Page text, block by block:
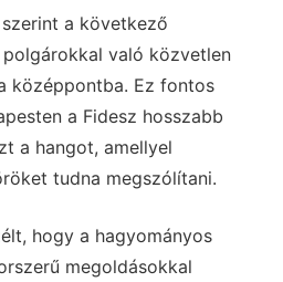
a következő
való közvetlen
középpontba. Ez fontos
a Fidesz hosszabb
a hangot, amellyel
tudna megszólítani.
hogy a hagyományos
megoldásokkal